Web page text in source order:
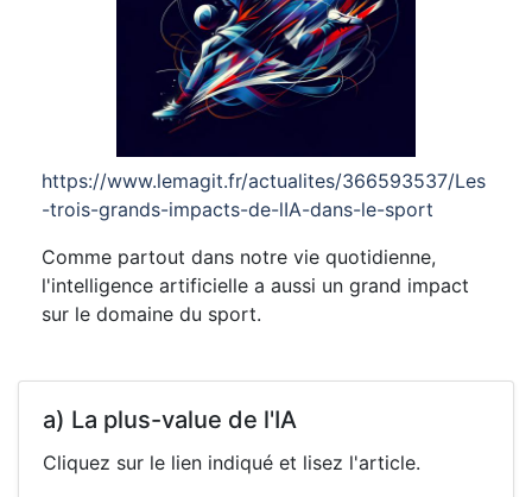
https://www.lemagit.fr/actualites/366593537/Les
-trois-grands-impacts-de-lIA-dans-le-sport
Comme partout dans notre vie quotidienne,
l'intelligence artificielle a aussi un grand impact
sur le domaine du sport.
a) La plus-value de l'IA
Cliquez sur le lien indiqué et lisez l'article.